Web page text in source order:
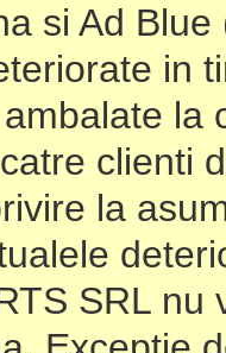
si Ad
in
la
clienti
la
SRL